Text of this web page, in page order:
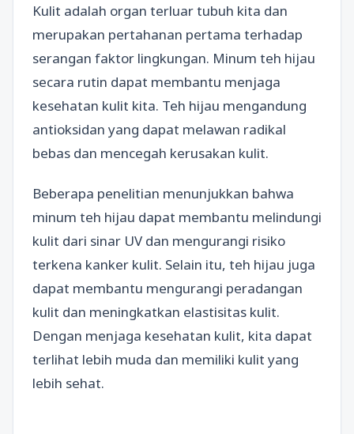
Kulit adalah organ terluar tubuh kita dan
merupakan pertahanan pertama terhadap
serangan faktor lingkungan. Minum teh hijau
secara rutin dapat membantu menjaga
kesehatan kulit kita. Teh hijau mengandung
antioksidan yang dapat melawan radikal
bebas dan mencegah kerusakan kulit.
Beberapa penelitian menunjukkan bahwa
minum teh hijau dapat membantu melindungi
kulit dari sinar UV dan mengurangi risiko
terkena kanker kulit. Selain itu, teh hijau juga
dapat membantu mengurangi peradangan
kulit dan meningkatkan elastisitas kulit.
Dengan menjaga kesehatan kulit, kita dapat
terlihat lebih muda dan memiliki kulit yang
lebih sehat.